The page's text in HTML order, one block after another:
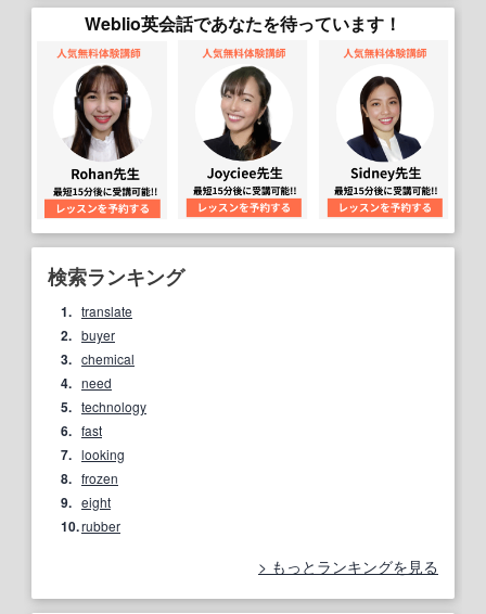
Weblio英会話であなたを待っています！
検索ランキング
1. translate
2. buyer
3. chemical
4. need
5. technology
6. fast
7. looking
8. frozen
9. eight
10.rubber
もっとランキングを見る